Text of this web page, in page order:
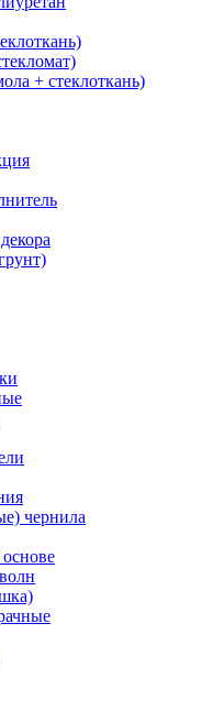
+ стеклоткань)
чернила